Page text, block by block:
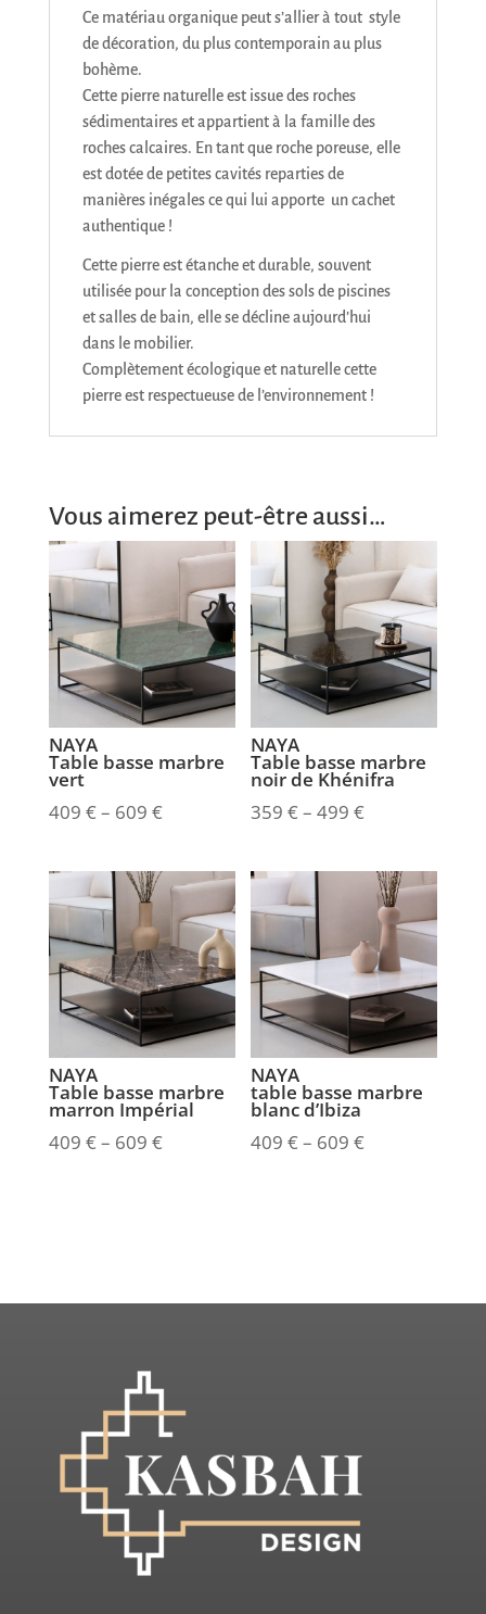
Ce matériau organique peut s’allier à tout style
de décoration, du plus contemporain au plus
bohème.
Cette pierre naturelle est issue des roches
sédimentaires et appartient à la famille des
roches calcaires. En tant que roche poreuse, elle
est dotée de petites cavités reparties de
manières inégales ce qui lui apporte un cachet
authentique !
Cette pierre est étanche et durable, souvent
utilisée pour la conception des sols de piscines
et salles de bain, elle se décline aujourd’hui
dans le mobilier.
Complètement écologique et naturelle cette
pierre est respectueuse de l’environnement !
Vous aimerez peut-être aussi…
NAYA
Table basse marbre
vert
409 € – 609 €
NAYA
Table basse marbre
noir de Khénifra
359€ –499€
NAYA
Table basse marbre
marron Impérial
409 € – 609 €
NAYA
table basse marbre
blanc d’Ibiza
409€ – 609€